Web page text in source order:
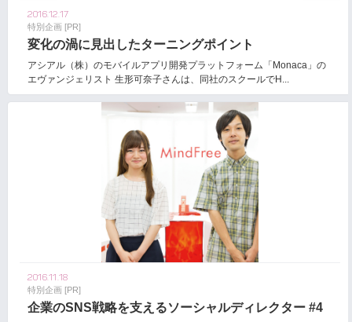
2016.12.17
特別企画 [PR]
変化の渦に見出したターニングポイント
アシアル（株）のモバイルアプリ開発プラットフォーム「Monaca」の
エヴァンジェリスト 生形可奈子さんは、同社のスクールでH...
2016.11.18
特別企画 [PR]
企業のSNS戦略を支えるソーシャルディレクター #4